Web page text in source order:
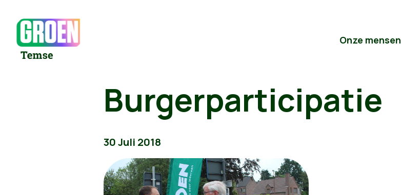
Onze mensen
Burgerparticipatie
30 Juli 2018